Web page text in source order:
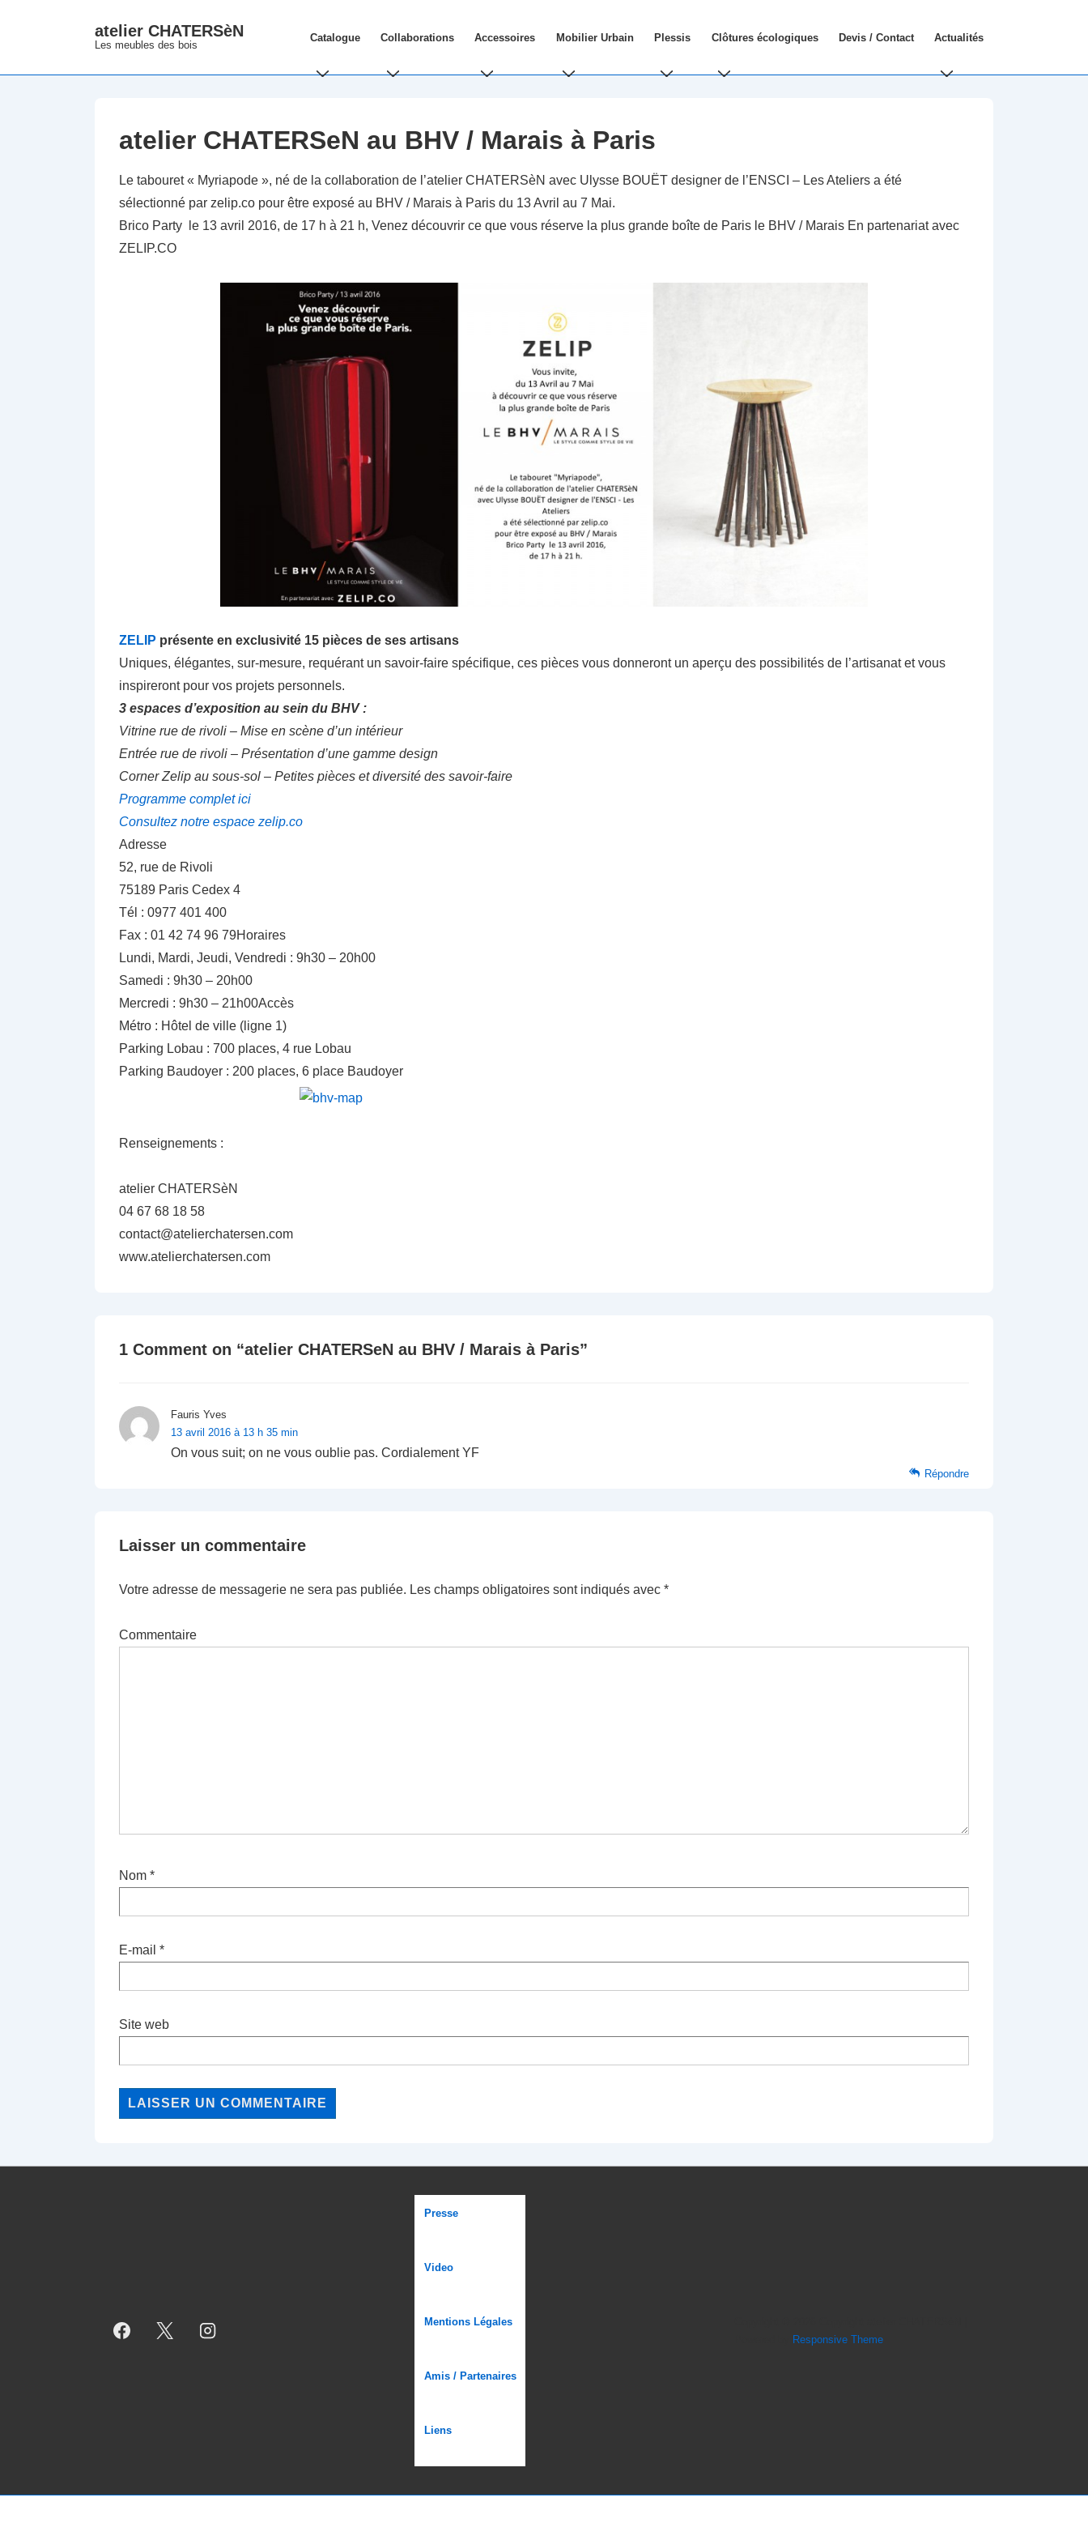
contenu
atelier CHATERSèN
Les meubles des bois
Main
Catalogue Collaborations Accessoires Mobilier Urbain Plessis Clôtures écologiques Devis / Contact Actualités
atelier CHATERSeN au BHV / Marais à Paris
Le tabouret « Myriapode », né de la collaboration de l’atelier CHATERSèN avec Ulysse BOUËT designer de l’ENSCI – Les Ateliers a été
sélectionné par zelip.co pour être exposé au BHV / Marais à Paris du 13 Avril au 7 Mai.
Brico Party le 13 avril 2016, de 17 h à 21 h, Venez découvrir ce que vous réserve la plus grande boîte de Paris le BHV / Marais En partenariat avec
ZELIP.CO
ZELIP présente en exclusivité 15 pièces de ses artisans
Uniques, élégantes, sur-mesure, requérant un savoir-faire spécifique, ces pièces vous donneront un aperçu des possibilités de l’artisanat et vous
inspireront pour vos projets personnels.
3 espaces d’exposition au sein du BHV :
Vitrine rue de rivoli – Mise en scène d’un intérieur
Entrée rue de rivoli – Présentation d’une gamme design
Corner Zelip au sous-sol – Petites pièces et diversité des savoir-faire
Programme complet ici
Consultez notre espace zelip.co
Adresse
52, rue de Rivoli
75189 Paris Cedex 4
Tél : 0977 401 400
Fax : 01 42 74 96 79Horaires
Lundi, Mardi, Jeudi, Vendredi : 9h30 – 20h00
Samedi : 9h30 – 20h00
Mercredi : 9h30 – 21h00Accès
Métro : Hôtel de ville (ligne 1)
Parking Lobau : 700 places, 4 rue Lobau
Parking Baudoyer : 200 places, 6 place Baudoyer
Renseignements :
atelier CHATERSèN
04 67 68 18 58
contact@atelierchatersen.com
www.atelierchatersen.com
1 Comment on “atelier CHATERSeN au BHV / Marais à Paris”
Fauris Yves
13 avril 2016 à 13 h 35 min
On vous suit; on ne vous oublie pas. Cordialement YF
Répondre
Laisser un commentaire
Votre adresse de messagerie ne sera pas publiée. Les champs obligatoires sont indiqués avec *
Commentaire
Nom *
E-mail *
Site web
Menu
bas
page
Presse
Video
Mentions Légales
Amis / Partenaires
Liens
Responsive Theme